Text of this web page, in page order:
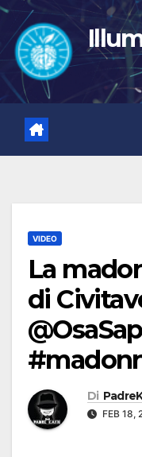
Salta
contenuto
VIDEO
La
di
Di
FEB 18,